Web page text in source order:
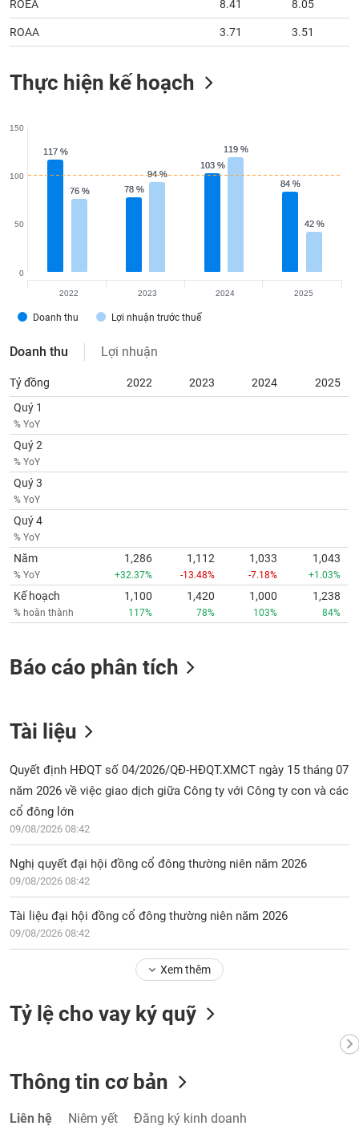
ROEA 8.41 8.05
ROAA 3.71 3.51
Thực hiện kế hoạch
117 %
117 %
78 %
78 %
103 %
103 %
84 %
84 %
76 %
76 %
94 %
94 %
119 %
119 %
42 %
42 %
Doanh thu Lợi nhuận trước thuế
0
50
100
150
2022 2023 2024 2025
Doanh thu Lợi nhuận
Tỷ đồng 2022 2023 2024
2025
Quý 1
% YoY
Quý 2
% YoY
Quý 3
% YoY
Quý 4
% YoY
Năm
% YoY
1,286
+32.37%
1,112
-13.48%
1,033
-7.18%
1,043
+1.03%
Kế hoạch
% hoàn thành
1,100
117%
1,420
78%
1,000
103%
1,238
84%
Báo cáo phân tích
Tài liệu
Quyết định HĐQT số 04/2026/QĐ-HĐQT.XMCT ngày 15 tháng 07
năm 2026 về việc giao dịch giữa Công ty với Công ty con và các
cổ đông lớn
09/08/2026 08:42
Nghị quyết đại hội đồng cổ đông thường niên năm 2026
09/08/2026 08:42
Tài liệu đại hội đồng cổ đông thường niên năm 2026
09/08/2026 08:42
Xem thêm
Tỷ lệ cho vay ký quỹ
Thông tin cơ bản
Liên hệ Niêm yết Đăng ký kinh doanh